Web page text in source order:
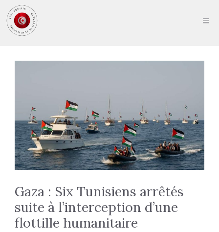
au
contenu
Gaza : Six Tunisiens arrêtés
suite à l’interception d’une
flottille humanitaire